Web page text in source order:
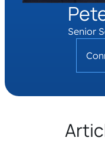
Senior